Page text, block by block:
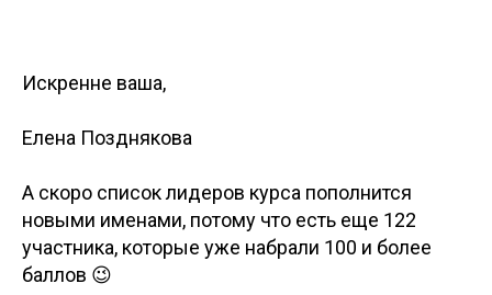
Искренне ваша,
Елена Позднякова
А скоро список лидеров курса пополнится
новыми именами, потому что есть еще 122
участника, которые уже набрали 100 и более
баллов 😉